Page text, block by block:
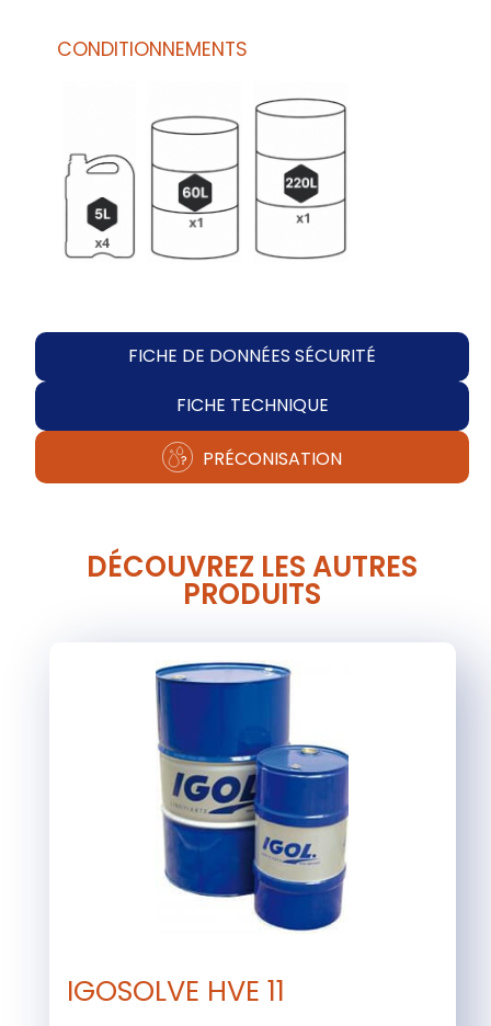
CONDITIONNEMENTS
FICHE DE DONNÉES SÉCURITÉ
FICHE TECHNIQUE
PRÉCONISATION
DÉCOUVREZ LES AUTRES
PRODUITS
IGOSOLVE HVE 11